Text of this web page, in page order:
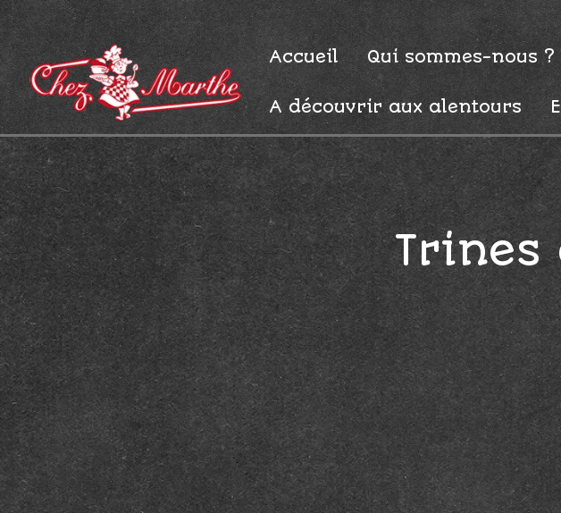
Accueil Qui sommes-nous ?
A découvrir aux alentours
Trines